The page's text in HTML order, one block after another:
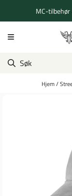
Hopp til innhold
MC-
Hjem/